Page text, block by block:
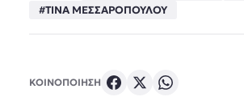
#ΤΙΝΑ ΜΕΣΣΑΡΟΠΟΥΛΟΥ
ΚΟΙΝΟΠΟΙΗΣΗ